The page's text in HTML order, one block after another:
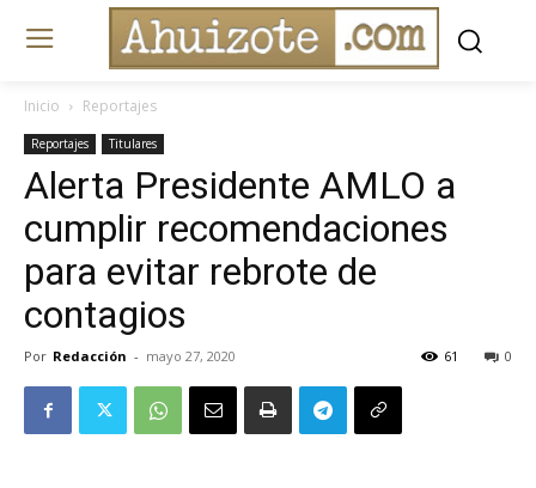
Inicio Reportajes
Reportajes Titulares
Alerta Presidente AMLO a
cumplir recomendaciones
para evitar rebrote de
contagios
Por Redacción - mayo 27, 2020 0
61